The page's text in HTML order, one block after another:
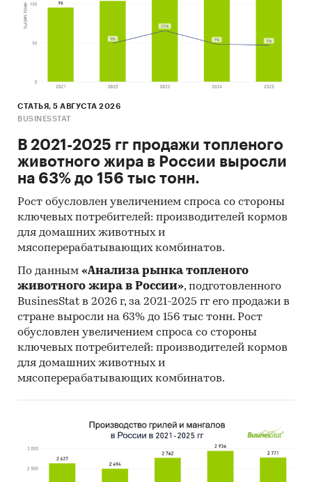
СТАТЬЯ, 5 АВГУСТА 2026
BUSINESSTAT
В 2021-2025 гг продажи топленого
животного жира в России выросли
на 63% до 156 тыс тонн.
Рост обусловлен увеличением спроса со стороны
ключевых потребителей: производителей кормов
для домашних животных и
мясоперерабатывающих комбинатов.
По данным «Анализа рынка топленого
животного жира в России», подготовленного
BusinesStat в 2026 г, за 2021-2025 гг его продажи в
стране выросли на 63% до 156 тыс тонн. Рост
обусловлен увеличением спроса со стороны
ключевых потребителей: производителей кормов
для домашних животных и
мясоперерабатывающих комбинатов.